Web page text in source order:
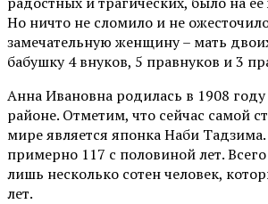
Но ничто не сломило и не
замечательную женщину – мать
бабушку 4 внуков, 5 правнуков и 3
Анна Ивановна родилась в 1908
районе. Отметим, что сейчас самой
мире является японка Наби Тадзима.
примерно 117 с половиной лет.
лишь несколько сотен человек,
лет.